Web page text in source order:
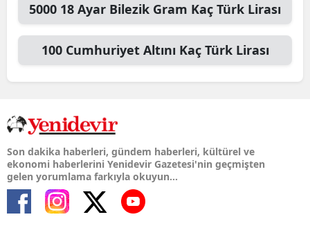
5000 18 Ayar Bilezik Gram Kaç Türk Lirası
100 Cumhuriyet Altını Kaç Türk Lirası
Son dakika haberleri, gündem haberleri, kültürel ve
ekonomi haberlerini Yenidevir Gazetesi'nin geçmişten
gelen yorumlama farkıyla okuyun...